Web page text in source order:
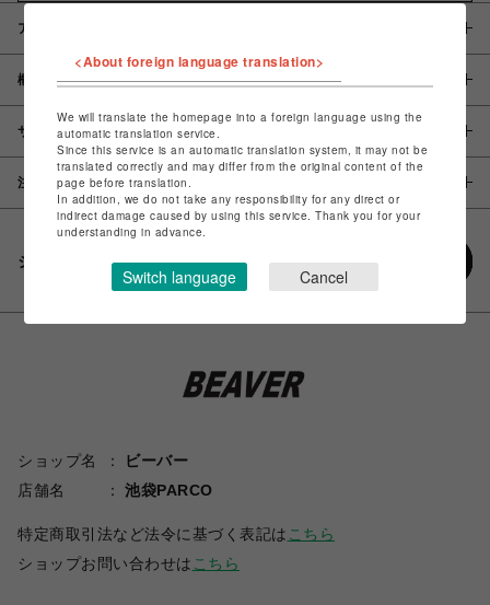
アイテム説明 / 素材
概要
サイズ
注意事項
シェアする
ショップ名
ビーバー
店舗名
池袋PARCO
特定商取引法など法令に基づく表記は こちら
ショップお問い合わせは こちら
<About foreign language translation>
We will translate the homepage into a foreign language using the
automatic translation service.
Since this service is an automatic translation system, it may not be
translated correctly and may differ from the original content of the
page before translation.
In addition, we do not take any responsibility for any direct or
indirect damage caused by using this service. Thank you for your
understanding in advance.
Switch language Cancel